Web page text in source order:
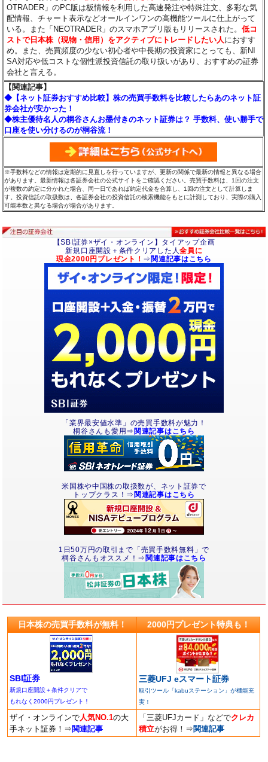
OTRADER」のPC版は板情報を利用した高速発注や特殊注文、多彩な気
配情報、チャート表示などオールインワンの高機能ツールに仕上がって
いる。また「NEOTRADER」のスマホアプリ版もリリースされた。低コ
ストで日本株（現物・信用）をアクティブにトレードしたい人におすす
め。また、売買頻度の少ない初心者や中長期の投資家にとっても、新NI
SA対応や低コストな個性派投資信託の取り扱いがあり、おすすめの証券
会社と言える。
【関連記事】
◆【ネット証券おすすめ比較】株の売買手数料を比較したらあのネット証
券会社が安かった！
◆株主優待名人の桐谷さんお墨付きのネット証券は？ 手数料、使い勝手で
口座を使い分けるのが桐谷流！
※手数料などの情報は定期的に見直しを行っていますが、更新の関係で最新の情報と異なる場合
があります。最新情報は各証券会社の公式サイトをご確認ください。売買手数料は、1回の注文
が複数の約定に分かれた場合、同一日であれば約定代金を合算し、1回の注文として計算しま
す。投資信託の取扱数は、各証券会社の投資信託の検索機能をもとに計測しており、実際の購入
可能本数と異なる場合が場合があります。
【SBI証券×ザイ・オンライン】タイアップ企画
新規口座開設＋条件クリアした人全員に
現金2000円プレゼント！ ⇒ 関連記事はこちら
「業界最安値水準」の売買手数料が魅力！
桐谷さんも愛用⇒ 関連記事はこちら
米国株や中国株の取扱数が、ネット証券で
トップクラス！⇒ 関連記事はこちら
1日50万円の取引まで「売買手数料無料」で
桐谷さんもオススメ！⇒ 関連記事はこちら
日本株の売買手数料が無料！ 2000円プレゼント特典も！
SBI証券
新規口座開設＋条件クリアで
もれなく2000円プレゼント！
三菱UFJ eスマート証券
取引ツール「kabuステーション」が機能充
実！
ザイ・オンラインで人気NO.1の大
手ネット証券！ ⇒ 関連記事
「三菱UFJカード」などでクレカ
積立がお得！ ⇒ 関連記事